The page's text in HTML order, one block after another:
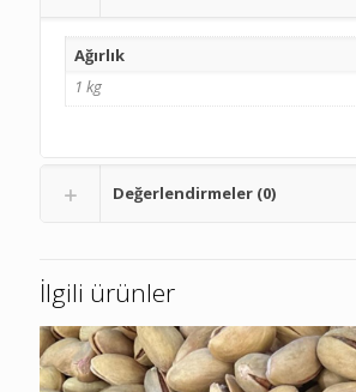
Ağırlık
1 kg
Değerlendirmeler (0)
İlgili ürünler